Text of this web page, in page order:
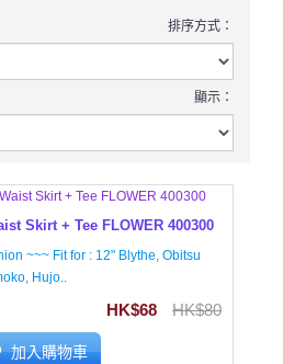
排序方式：
顯示：
Skirt + Tee FLOWER 400300
~~~ Fit for : 12" Blythe, Obitsu
Hujo..
HK$68 HK$80
加入購物車